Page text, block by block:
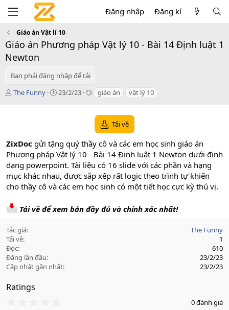
Đăng nhập Đăng kí
Giáo án Vật lí 10
Giáo án Phương pháp Vật lý 10 - Bài 14 Định luật 1
Newton
Bạn phải đăng nhập để tải
T
The Funny
C
o
n
d
a
t
23/2/23
T
s
giáo án vật lý 10
Tải về
ZixDoc gửi tặng quý thầy cô và các em học sinh giáo án
Phương pháp Vật lý 10 - Bài 14 Định luật 1 Newton dưới định
dạng powerpoint. Tài liệu có 16 slide với các phần và hạng
mục khác nhau, được sắp xếp rất logic theo trình tự khiến
cho thầy cô và các em học sinh có một tiết học cực kỳ thú vị.
Tải về để xem bản đầy đủ và chính xác nhất!
Tác giả
The Funny
Tải về
1
Đọc
610
Đăng lần đầu
23/2/23
Cập nhật gần nhất
23/2/23
Ratings
0 đánh giá